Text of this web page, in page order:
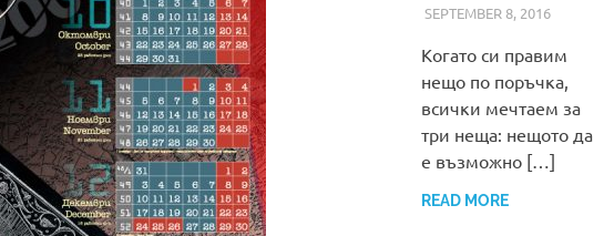
SEPTEMBER 8, 2016ADMIN
Когато си правим
нещо по поръчка,
всички мечтаем за
три неща: нещото да
е възможно […]
READ MORE